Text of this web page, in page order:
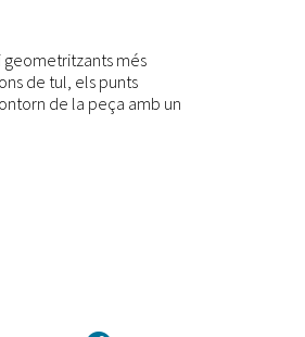
geometritzants més
de tul, els punts
de la peça amb un